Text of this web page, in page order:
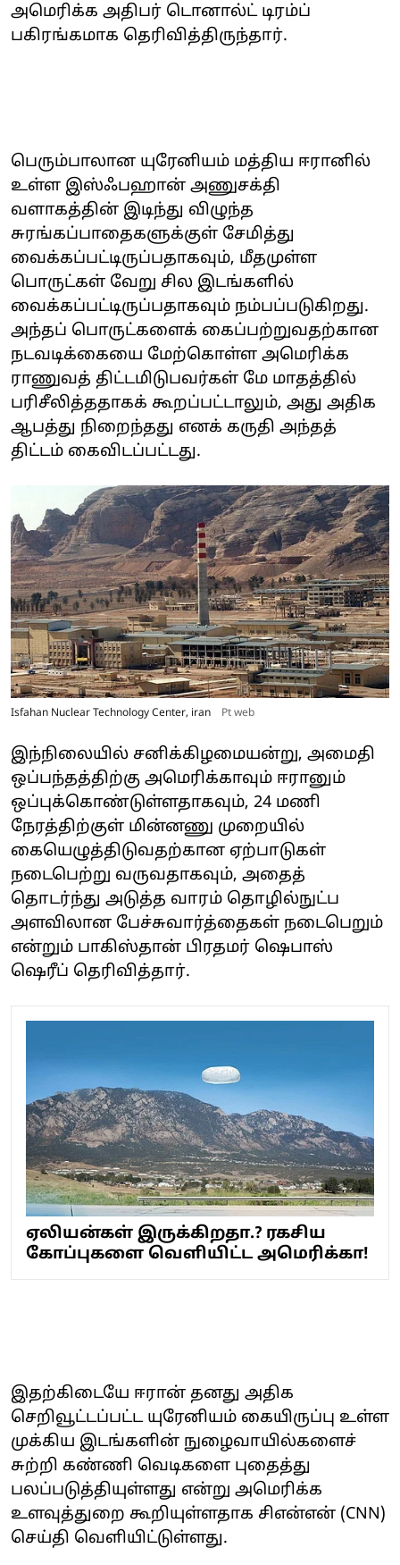
அமெரிக்க அதிபர் டொனால்ட் டிரம்ப்
பகிரங்கமாக தெரிவித்திருந்தார்.
பெரும்பாலான யுரேனியம் மத்திய ஈரானில்
உள்ள இஸ்ஃபஹான் அணுசக்தி
வளாகத்தின் இடிந்து விழுந்த
சுரங்கப்பாதைகளுக்குள் சேமித்து
வைக்கப்பட்டிருப்பதாகவும், மீதமுள்ள
பொருட்கள் வேறு சில இடங்களில்
வைக்கப்பட்டிருப்பதாகவும் நம்பப்படுகிறது.
அந்தப் பொருட்களைக் கைப்பற்றுவதற்கான
நடவடிக்கையை மேற்கொள்ள அமெரிக்க
ராணுவத் திட்டமிடுபவர்கள் மே மாதத்தில்
பரிசீலித்ததாகக் கூறப்பட்டாலும், அது அதிக
ஆபத்து நிறைந்தது எனக் கருதி அந்தத்
திட்டம் கைவிடப்பட்டது.
Isfahan Nuclear Technology Center, iran Pt web
இந்நிலையில் சனிக்கிழமையன்று, அமைதி
ஒப்பந்தத்திற்கு அமெரிக்காவும் ஈரானும்
ஒப்புக்கொண்டுள்ளதாகவும், 24 மணி
நேரத்திற்குள் மின்னணு முறையில்
கையெழுத்திடுவதற்கான ஏற்பாடுகள்
நடைபெற்று வருவதாகவும், அதைத்
தொடர்ந்து அடுத்த வாரம் தொழில்நுட்ப
அளவிலான பேச்சுவார்த்தைகள் நடைபெறும்
என்றும் பாகிஸ்தான் பிரதமர் ஷெபாஸ்
ஷெரீப் தெரிவித்தார்.
ஏலியன்கள் இருக்கிறதா.? ரகசிய
கோப்புகளை வெளியிட்ட அமெரிக்கா!
இதற்கிடையே ஈரான் தனது அதிக
செறிவூட்டப்பட்ட யுரேனியம் கையிருப்பு உள்ள
முக்கிய இடங்களின் நுழைவாயில்களைச்
சுற்றி கண்ணி வெடிகளை புதைத்து
பலப்படுத்தியுள்ளது என்று அமெரிக்க
உளவுத்துறை கூறியுள்ளதாக சிஎன்என் (CNN)
செய்தி வெளியிட்டுள்ளது.